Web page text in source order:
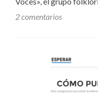
2 comentarios